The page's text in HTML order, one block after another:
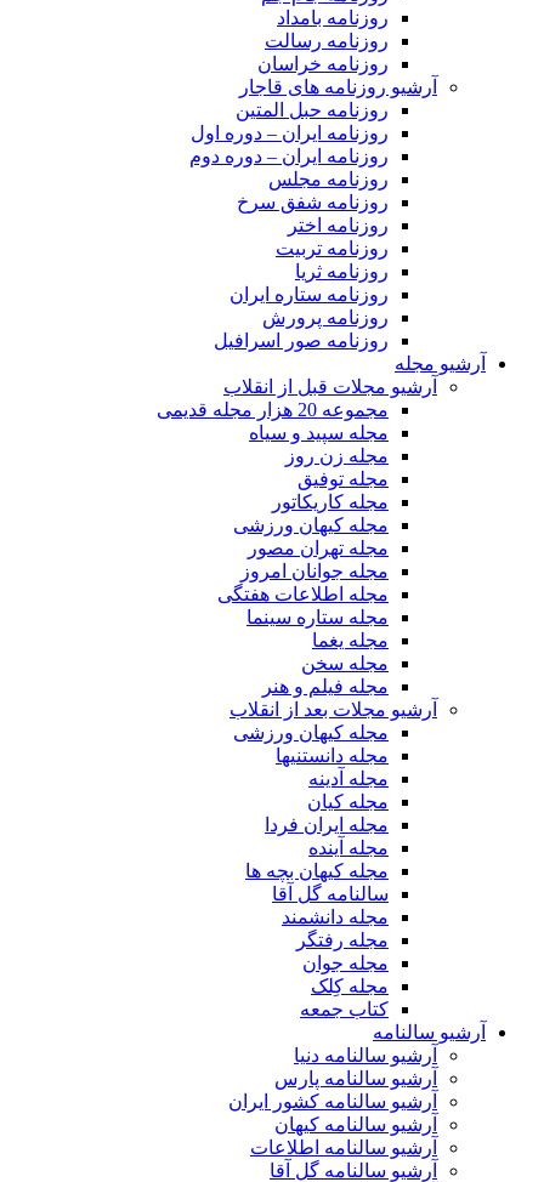
روزنامه بامداد
روزنامه رسالت
روزنامه خراسان
آرشیو روزنامه های قاجار
روزنامه حبل المتین
روزنامه ایران – دوره اول
روزنامه ایران – دوره دوم
روزنامه مجلس
روزنامه شفق سرخ
روزنامه اختر
روزنامه تربیت
روزنامه ثریا
روزنامه ستاره ایران
روزنامه پرورش
روزنامه صور اسرافیل
آرشیو مجله
آرشیو مجلات قبل از انقلاب
مجموعه 20 هزار مجله قدیمی
مجله سپید و سیاه
مجله زن روز
مجله توفیق
مجله کاریکاتور
مجله کیهان ورزشی
مجله تهران مصور
مجله جوانان امروز
مجله اطلاعات هفتگی
مجله ستاره سینما
مجله یغما
مجله سخن
مجله فیلم و هنر
آرشیو مجلات بعد از انقلاب
مجله کیهان ورزشی
مجله دانستنیها
مجله آدینه
مجله کیان
مجله ایران فردا
مجله آینده
مجله کیهان بچه ها
سالنامه گل آقا
مجله دانشمند
مجله رفتگر
مجله جوان
مجله کِلک
کتاب جمعه
آرشیو سالنامه
آرشیو سالنامه دنیا
آرشیو سالنامه پارس
آرشیو سالنامه کشور ایران
آرشیو سالنامه کیهان
آرشیو سالنامه اطلاعات
آرشیو سالنامه گل آقا